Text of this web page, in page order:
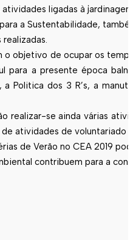
ligadas à
a Sustentabilidade,
o objetivo de ocupar os
para a presente época
Politica dos 3 R’s, a
realizar-se ainda várias
de atividades de voluntariado
de Verão no CEA 2019
contribuem para a